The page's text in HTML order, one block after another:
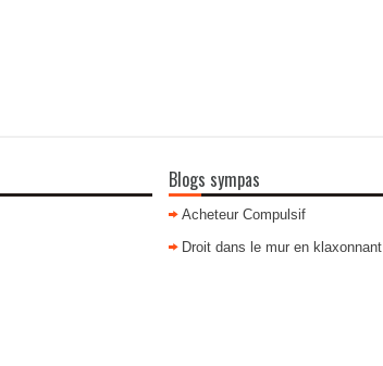
Blogs sympas
Acheteur Compulsif
Droit dans le mur en klaxonnant